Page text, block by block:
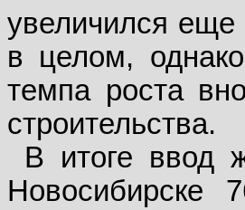
увеличился еще
в целом,
темпа роста
строительства.
В итоге ввод